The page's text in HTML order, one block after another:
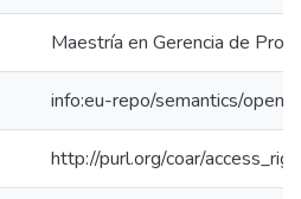
Maestría en Gerencia de
info:eu-repo/semantics/
http://purl.org/coar/